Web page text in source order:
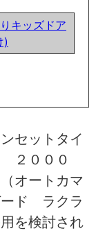
キッズドア
)
セットタイ
０００
オートカマ
ド ラクラ
を検討され